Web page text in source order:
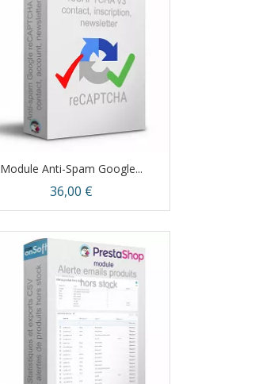
Module Anti-Spam Google...
Prix
36,00 €
Aperçu rapide